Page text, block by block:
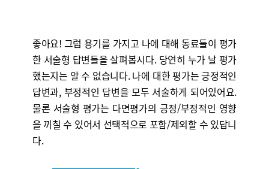
좋아요! 그럼 용기를 가지고 나에 대해 동료들이 평가
한 서술형 답변들을 살펴봅시다. 당연히 누가 날 평가
했는지는 알 수 없습니다. 나에 대한 평가는 긍정적인
답변과, 부정적인 답변을 모두 서술하게 되어있어요.
물론 서술형 평가는 다면평가의 긍정/부정적인 영향
을 끼칠 수 있어서 선택적으로 포함/제외할 수 있답니
다.